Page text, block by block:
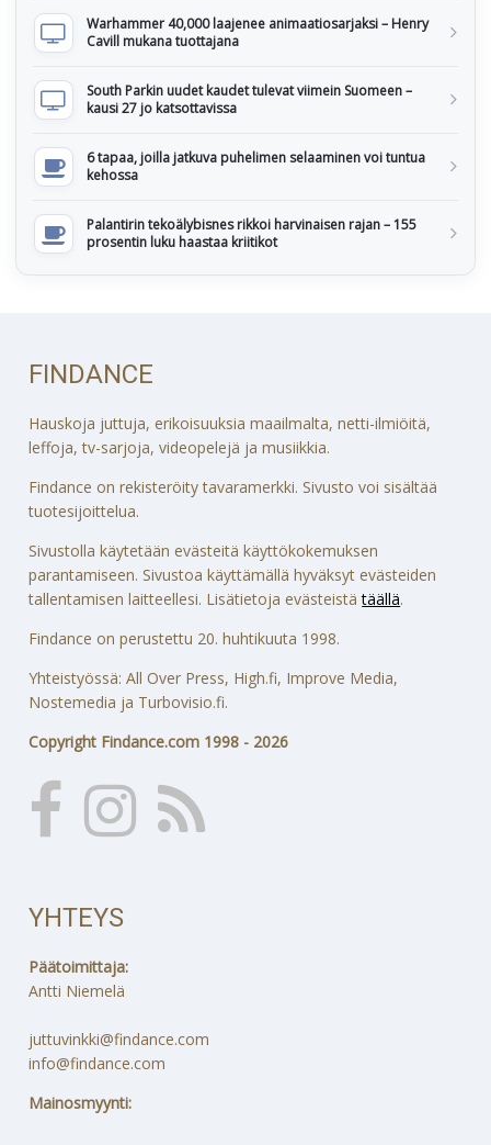
Warhammer 40,000 laajenee animaatiosarjaksi – Henry
Cavill mukana tuottajana
South Parkin uudet kaudet tulevat viimein Suomeen –
kausi 27 jo katsottavissa
6 tapaa, joilla jatkuva puhelimen selaaminen voi tuntua
kehossa
Palantirin tekoälybisnes rikkoi harvinaisen rajan – 155
prosentin luku haastaa kriitikot
FINDANCE
Hauskoja juttuja, erikoisuuksia maailmalta, netti-ilmiöitä,
leffoja, tv-sarjoja, videopelejä ja musiikkia.
Findance on rekisteröity tavaramerkki. Sivusto voi sisältää
tuotesijoittelua.
Sivustolla käytetään evästeitä käyttökokemuksen
parantamiseen. Sivustoa käyttämällä hyväksyt evästeiden
tallentamisen laitteellesi. Lisätietoja evästeistätäällä.
Findance on perustettu 20. huhtikuuta 1998.
Yhteistyössä: All Over Press, High.fi, Improve Media,
Nostemedia ja Turbovisio.fi.
Copyright Findance.com 1998 - 2026
YHTEYS
Päätoimittaja:
Antti Niemelä
juttuvinkki@findance.com
info@findance.com
Mainosmyynti: